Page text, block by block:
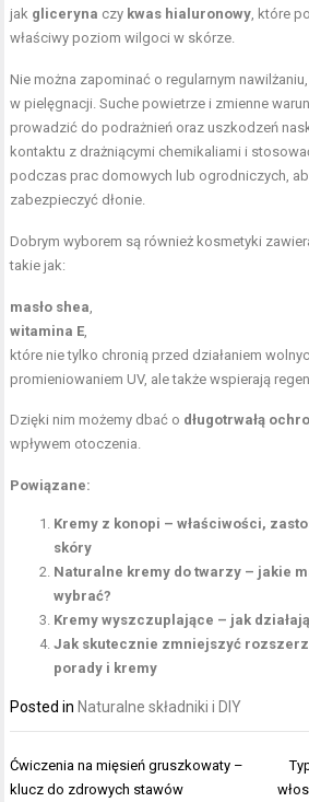
jak gliceryna czy kwas hialuronowy, które
właściwy poziom wilgoci w skórze.
Nie można zapominać o regularnym
w pielęgnacji. Suche powietrze i zmienne
prowadzić do podrażnień oraz uszkodzeń
kontaktu z drażniącymi chemikaliami i
podczas prac domowych lub ogrodniczych,
zabezpieczyć dłonie.
Dobrym wyborem są również kosmetyki
takie jak:
masło shea,
witamina E,
które nie tylko chronią przed działaniem
promieniowaniem UV, ale także wspierają
Dzięki nim możemy dbać o długotrwałą
wpływem otoczenia.
Powiązane:
Kremy z konopi – właściwości,
skóry
Naturalne kremy do twarzy – jakie
wybrać?
Kremy wyszczuplające – jak
Jak skutecznie zmniejszyć
porady i kremy
Posted in Naturalne składniki i DIY
Nawigacja
wpisu
Ćwiczenia na mięsień gruszkowaty –
klucz do zdrowych stawów